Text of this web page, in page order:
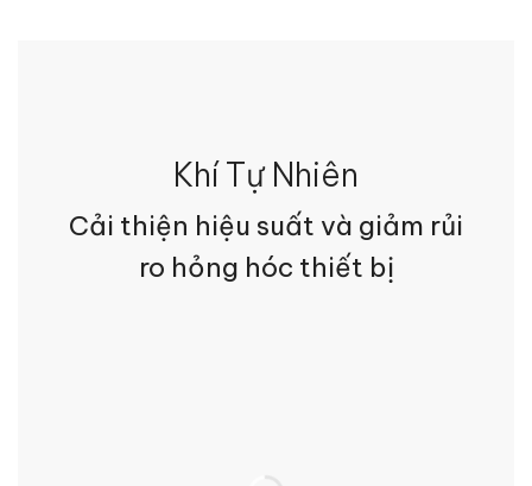
Khí Tự Nhiên
Cải thiện hiệu suất và giảm rủi
ro hỏng hóc thiết bị